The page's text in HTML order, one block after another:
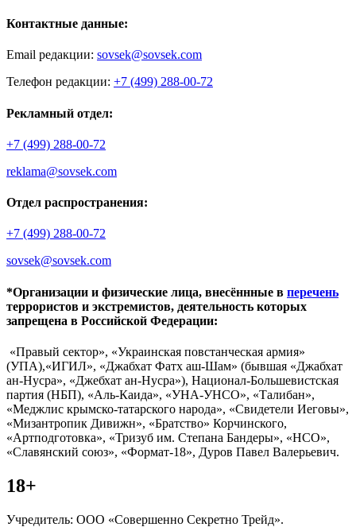
Контактные данные:
Email редакции: sovsek@sovsek.com
Телефон редакции: +7 (499) 288-00-72
Рекламный отдел:
+7 (499) 288-00-72
reklama@sovsek.com
Отдел распространения:
+7 (499) 288-00-72
sovsek@sovsek.com
*Организации и физические лица, внесённные в перечень
террористов и экстремистов, деятельность которых
запрещена в Российской Федерации:
«Правый сектор», «Украинская повстанческая армия»
(УПА),«ИГИЛ», «Джабхат Фатх аш-Шам» (бывшая «Джабхат
ан-Нусра», «Джебхат ан-Нусра»), Национал-Большевистская
партия (НБП), «Аль-Каида», «УНА-УНСО», «Талибан»,
«Меджлис крымско-татарского народа», «Свидетели Иеговы»,
«Мизантропик Дивижн», «Братство» Корчинского,
«Артподготовка», «Тризуб им. Степана Бандеры», «НСО»,
«Славянский союз», «Формат-18», Дуров Павел Валерьевич.
18+
Учредитель: ООО «Совершенно Секретно Трейд».